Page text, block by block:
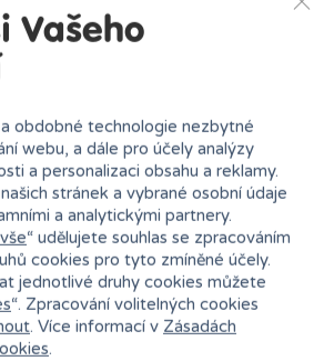
ale zábavná hračka, která nabízí...
Do košíku
Vašeho
obdobné technologie nezbytné
webu, a dále pro účely analýzy
a personalizaci obsahu a reklamy.
stránek a vybrané osobní údaje
a analytickými partnery.
“ udělujete souhlas se zpracováním
cookies pro tyto zmíněné účely.
jednotlivé druhy cookies můžete
“. Zpracování volitelných cookies
. Více informací v Zásadách
.